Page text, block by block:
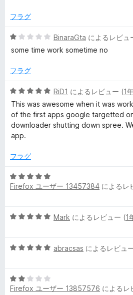
評
フラグ
5
段
中
の
評
BinaraGta によるレビュ
some time work sometime no
フラグ
5
段
階
中
5
評
RiD1 によるレビュー (1
This was awesome when it was
of the first apps google targetted
downloader shutting down spree.
app.
フラグ
5
段
5
価
Firefox ユーザー 13457384 によるレ
5
中
評
価
Mark によるレビュー (1
5
中
5
abracsas によるレビュ
5
段
Firefox ユーザー 13857576 によるレ